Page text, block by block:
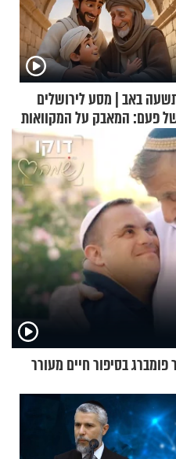
באב | מסע לירושלים
פעם: המאבק על המקוואות
בסיפור חיים מעורר